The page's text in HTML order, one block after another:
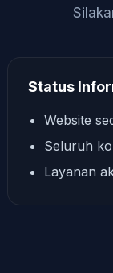
Status
Website
Seluruh
Layanan